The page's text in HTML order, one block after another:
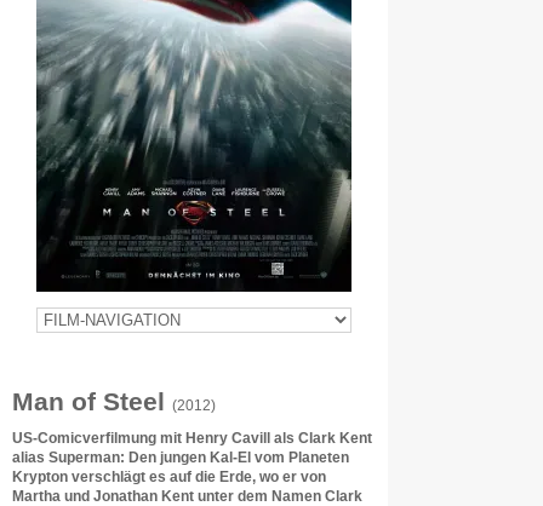
Man of Steel (2012)
US-Comicverfilmung mit Henry Cavill als Clark Kent
alias Superman: Den jungen Kal-El vom Planeten
Krypton verschlägt es auf die Erde, wo er von
Martha und Jonathan Kent unter dem Namen Clark